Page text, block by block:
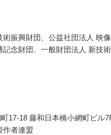
振興財団、公益社団法人 映
念財団、一般財団法人 新技
17-18 藤和日本橋小網町ビル
作者連盟